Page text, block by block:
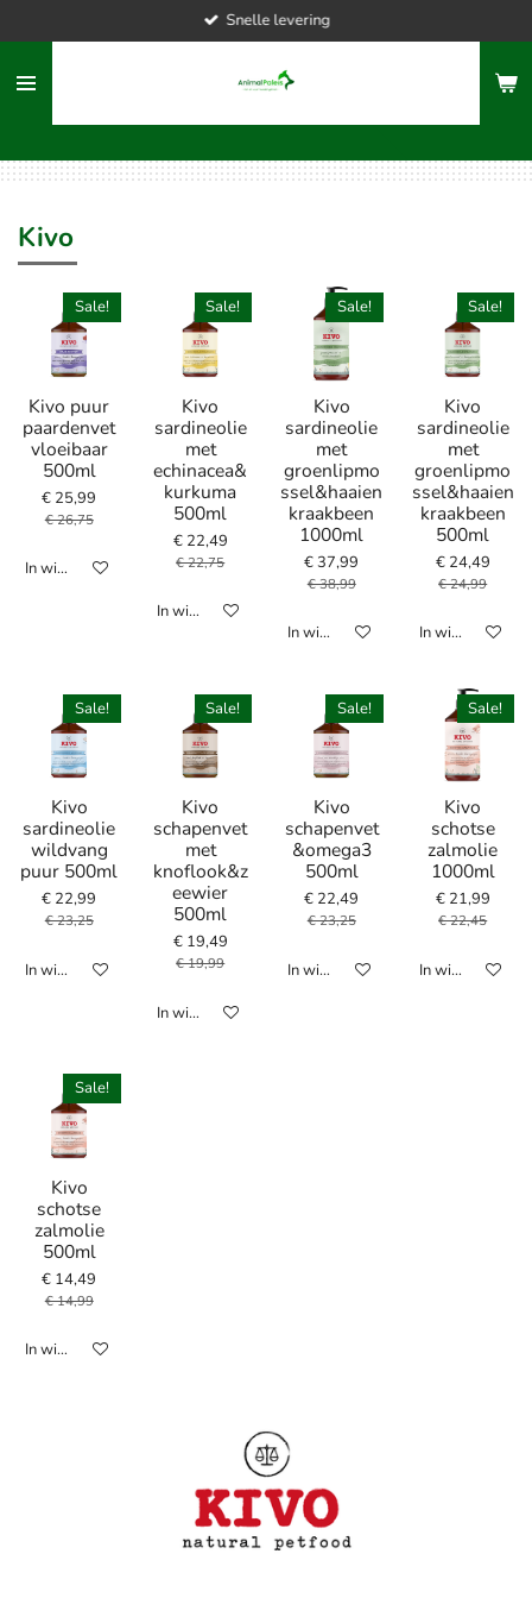
naar
hoofdinhoud
Snelle levering
Kivo
Sale!
Kivo puur
paardenvet
vloeibaar
500ml
€ 25,99
€ 26,75
In winkelwagen
Sale!
Kivo
sardineolie
met
echinacea&
kurkuma
500ml
€ 22,49
€ 22,75
In winkelwagen
Sale!
Kivo
sardineolie
met
groenlipmo
ssel&haaien
kraakbeen
1000ml
€ 37,99
€ 38,99
In winkelwagen
Sale!
Kivo
sardineolie
met
groenlipmo
ssel&haaien
kraakbeen
500ml
€ 24,49
€ 24,99
In winkelwagen
Sale!
Kivo
sardineolie
wildvang
puur 500ml
€ 22,99
€ 23,25
In winkelwagen
Sale!
Kivo
schapenvet
met
knoflook&z
eewier
500ml
€ 19,49
€ 19,99
In winkelwagen
Sale!
Kivo
schapenvet
&omega3
500ml
€ 22,49
€ 23,25
In winkelwagen
Sale!
Kivo
schotse
zalmolie
1000ml
€ 21,99
€ 22,45
In winkelwagen
Sale!
Kivo
schotse
zalmolie
500ml
€ 14,49
€ 14,99
In winkelwagen